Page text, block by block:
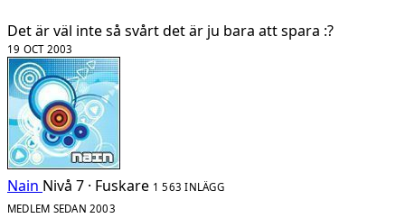
Det är väl inte så svårt det är ju bara att spara :?
19 OCT 2003
Nain Nivå 7 · Fuskare 1 563 INLÄGG
MEDLEM SEDAN 2003